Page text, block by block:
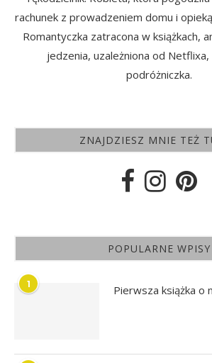
rachunek z prowadzeniem domu i
Romantyczka zatracona w książkach,
jedzenia, uzależniona od Netflixa,
podróżniczka.
ZNAJDZIESZ MNIE TEŻ
POPULARNE WPISY
1 Pierwsza książka o